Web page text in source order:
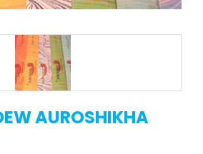
AUROSHIKHA